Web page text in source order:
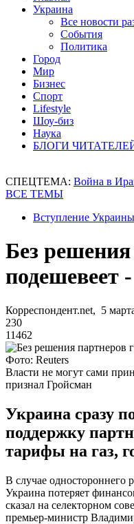
Украина
Все новости
События
Политика
Город
Мир
Бизнес
Спорт
Lifestyle
Шоу-биз
Наука
БЛОГИ
СПЕЦТЕМА: Война в
ВСЕ ТЕМЫ
Вступление
Без решения
подешевеет
Корреспондент.net, 5
230
11462
Фото: Reuters
Власти не могут сами
признал Гройсман
Украина сразу
поддержку
тарифы на газ,
В случае одностороннего
Украина потеряет
сказал на селекторном
премьер-министр